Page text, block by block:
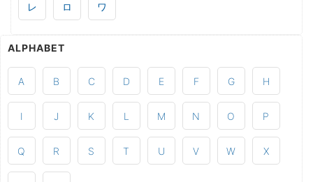
レ ロ ワ
ALPHABET
A B C D E F G H
I J K L M N O P
Q R S T U V W X